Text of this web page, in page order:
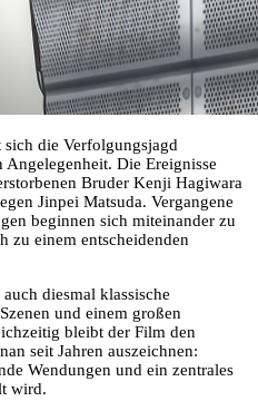
die Verfolgungsjagd
Die Ereignisse
Bruder Kenji Hagiwara
Jinpei Matsuda. Vergangene
beginnen sich miteinander zu
zu einem entscheidenden
diesmal klassische
und einem großen
bleibt der Film den
seit Jahren auszeichnen:
Wendungen und ein zentrales
wird.